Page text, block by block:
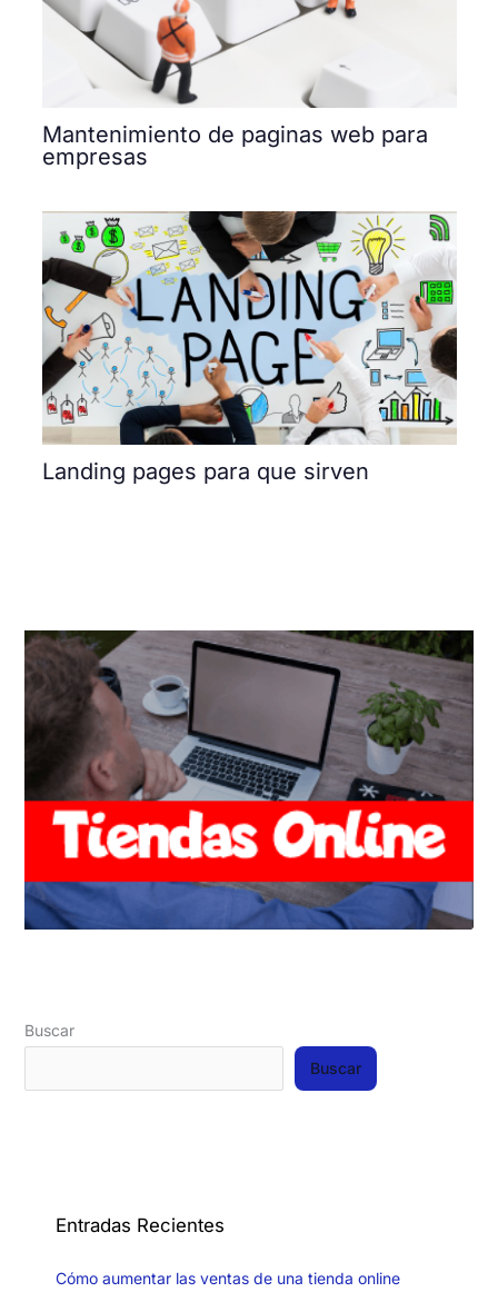
Mantenimiento de paginas web para
empresas
Landing pages para que sirven
Buscar
Buscar
Entradas Recientes
Cómo aumentar las ventas de una tienda online